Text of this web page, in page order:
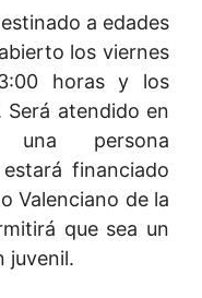
a edades
los viernes
horas y los
Será atendido en
persona
financiado
Valenciano de la
que sea un
juvenil.